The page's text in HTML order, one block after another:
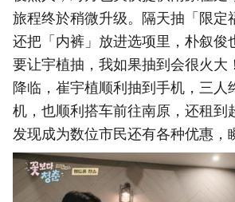
旅程终於稍微升级。隔天抽「限定
还把「内裤」放进选项里，朴叙俊
要让宇植抽，我如果抽到会很火大
降临，崔宇植顺利抽到手机，三人
机，也顺利搭车前往南原，还租到
发现成为数位市民还有各种优惠，